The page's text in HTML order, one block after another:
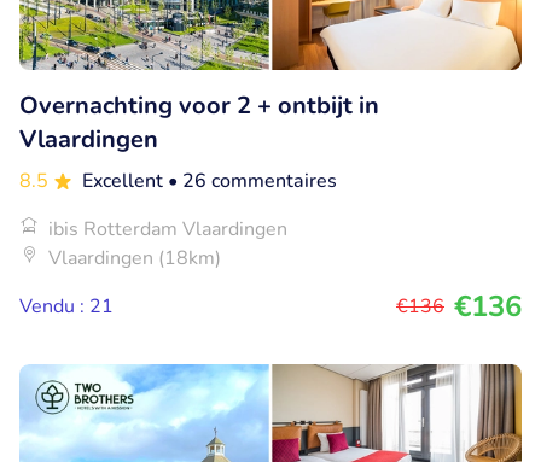
Overnachting voor 2 + ontbijt in
Vlaardingen
8.5 Excellent • 26 commentaires
ibis Rotterdam Vlaardingen
Vlaardingen (18km)
Vendu : 21
€136 €136